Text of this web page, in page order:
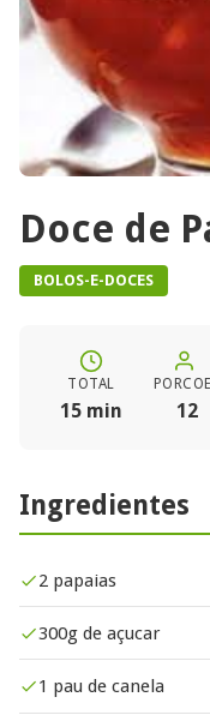
Doce de
BOLOS-E-DOCES
TOTAL
15 min 12
Ingredientes
2 papaias
300g de açucar
1 pau de canela